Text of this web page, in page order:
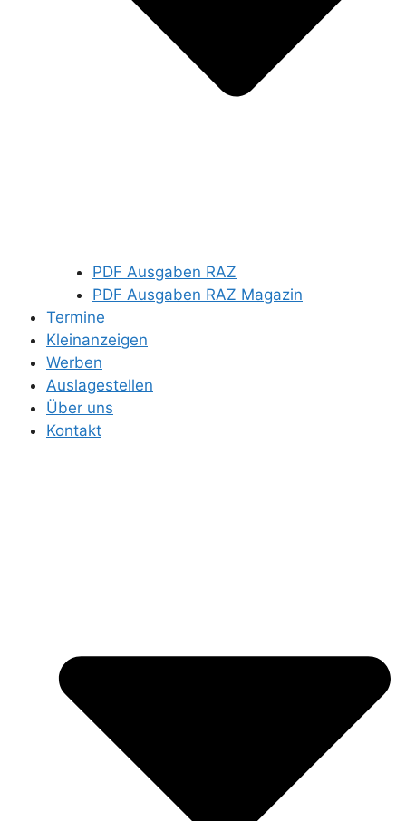
PDF Ausgaben RAZ
PDF Ausgaben RAZ Magazin
Termine
Kleinanzeigen
Werben
Auslagestellen
Über uns
Kontakt